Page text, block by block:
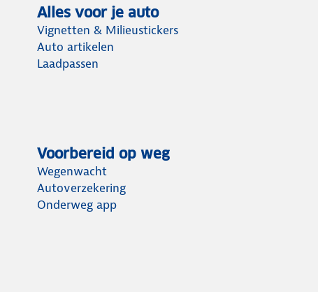
Alles voor je auto
Vignetten & Milieustickers
Auto artikelen
Laadpassen
Voorbereid op weg
Wegenwacht
Autoverzekering
Onderweg app